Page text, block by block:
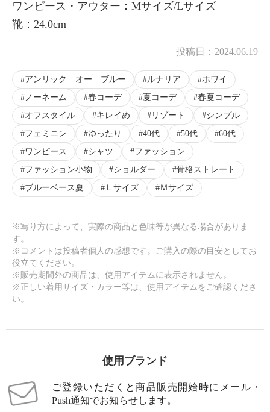
ワンピース・アウター：Mサイズ/Lサイズ
靴：24.0cm
投稿日： 2024.06.19
アンリック オー ブルー ルナリア
ホワイ
ノーネーム
春コーデ 夏コーデ
春夏コーデ
オフスタイル
キレイめ リゾート
シンプル
フェミニン
ゆったり 40代 50代
60代
ワンピース
シャツ
ファッション
ファッション小物
ショルダー
骨格ストレート
ブルーベース夏
Ｌサイズ Ｍサイズ
※写り方によって、実際の商品と色味等が異なる場合がありま
す。
※コメントは投稿者個人の感想です。ご購入の際の目安としてお
役立てください。
※販売期間外の商品は、使用アイテムに表示されません。
※正しい着用サイズ・カラー等は、使用アイテムをご確認くださ
い。
使用ブランド
ご登録いただくと商品販売開始時にメール・
Push通知でお知らせします。